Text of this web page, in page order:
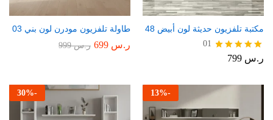
مكتبة تلفزيون حديثة لون أبيض 48
تم التقييم
01
ر.س
طاولة تلفزيون مودرن لون بني 03
ر.س ر.س999
-
13%
-
30%